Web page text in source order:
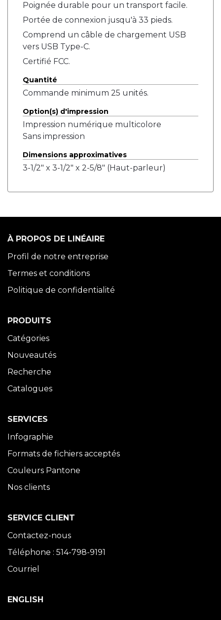
Poignée durable pour un transport facile.
Portée de connexion jusqu'à 33 pieds.
Comprend un câble de chargement USB
vers USB Type-C.
Certifié FCC.
Quantité
Commande minimum 25 unités.
Option(s) d'impression
Impression numérique multicolore
Sans impression
Dimensions approximatives
3-1/2" x 3-1/2" x 2-5/8" (Haut-parleur)
À PROPOS DE LINÉAIRE
Profil de notre entreprise
Termes et conditions
Politique de confidentialité
PRODUITS
Catégories
Nouveautés
Recherche
Catalogues
SERVICES
Infographie
Formats de fichiers acceptés
Couleurs Pantone
Nos clients
SERVICE CLIENT
Contactez-nous
Téléphone : 514-798-9191
Courriel
ENGLISH